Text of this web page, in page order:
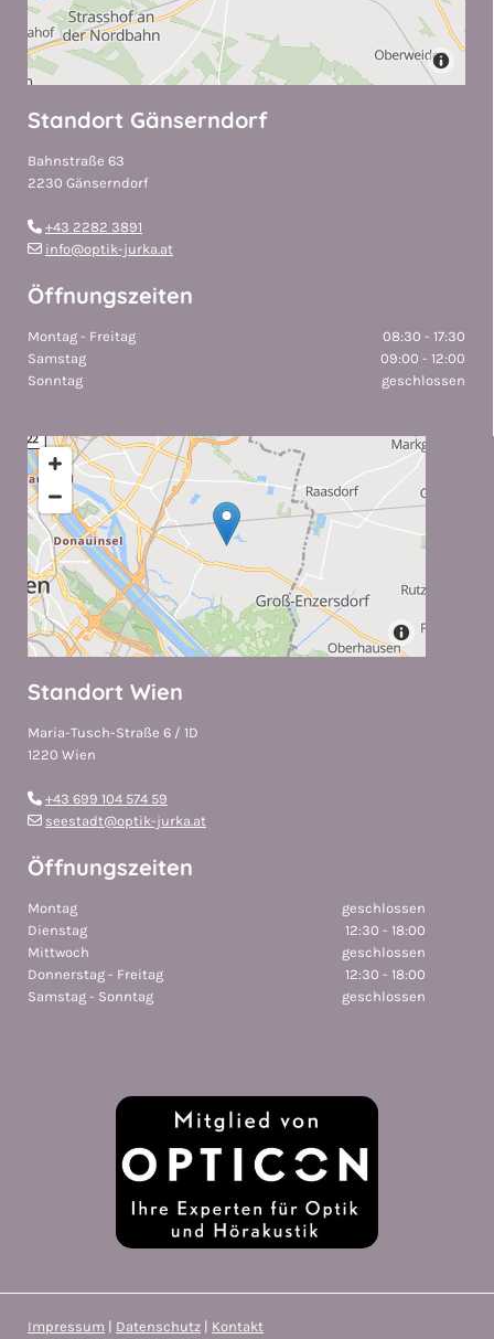
Standort Gänserndorf
Bahnstraße 63
2230 Gänserndorf
 +43 2282 3891
 info@optik-jurka.at
Öffnungszeiten
Montag - Freitag
08:30 - 17:30
Samstag
09:00 - 12:00
Sonntag
geschlossen
Standort Wien
Maria-Tusch-Straße 6 / 1D
1220 Wien
 +43 699 104 574 59
 seestadt@optik-jurka.at
Öffnungszeiten
Montag
geschlossen
Dienstag
12:30 - 18:00
Mittwoch
geschlossen
Donnerstag - Freitag
12:30 - 18:00
Samstag - Sonntag
geschlossen
Impressum Datenschutz Kontakt